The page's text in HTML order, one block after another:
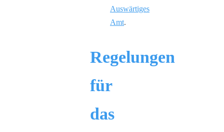
Auswärtiges
Amt.
Regelungen
für
das